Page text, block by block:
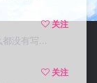
int
关注
都没有写...
关注
关注
都没有写...
关注